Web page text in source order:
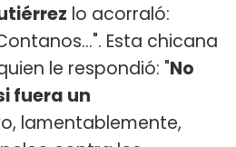
lo acorraló:
Esta chicana
le respondió: "No
fuera un
lamentablemente,